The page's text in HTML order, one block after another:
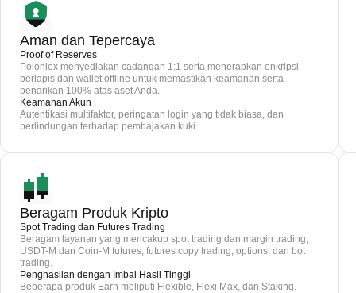
Aman dan Tepercaya
Proof of Reserves
Poloniex menyediakan cadangan 1:1 serta menerapkan enkripsi
berlapis dan wallet offline untuk memastikan keamanan serta
penarikan 100% atas aset Anda.
Keamanan Akun
Autentikasi multifaktor, peringatan login yang tidak biasa, dan
perlindungan terhadap pembajakan kuki
Beragam Produk Kripto
Spot Trading dan Futures Trading
Beragam layanan yang mencakup spot trading dan margin trading,
USDT-M dan Coin-M futures, futures copy trading, options, dan bot
trading.
Penghasilan dengan Imbal Hasil Tinggi
Beberapa produk Earn meliputi Flexible, Flexi Max, dan Staking.